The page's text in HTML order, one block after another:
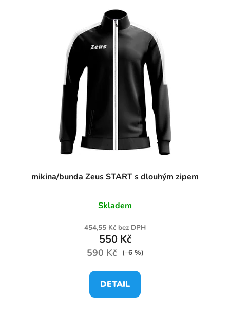
mikina/bunda Zeus START s dlouhým zipem
Skladem
454,55 Kč bez DPH
550 Kč
590 Kč (–6 %)
DETAIL